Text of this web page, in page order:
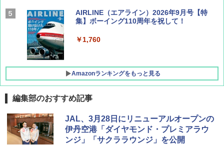
AIRLINE（エアライン）2026年9月号【特
集】ボーイング110周年を祝して！
￥1,760
Amazonランキングをもっと見る
D40 地球の歩き方 チェンマイ タイ北部の魅
力的な町 2026～2027 地球の歩き方D アジア
￥2,079
[キャンパーズコレクション 山善] ポップアッ
プテント 傘みたいに広げて畳める パッとサ
ッとサンシェード キューブ フルクローズ メ
ッシュ 簡単設置 ワンタッチテント キャンプ
DEWEL パラソル 大型 ビーチ アウトドアパ
ラソル ガーデン サイトシート付 折りたたみ
防水 UVカット 4段階高さ調整 軽量 収納袋付
き
編集部のおすすめ記事
JAL、3月28日にリニューアルオープンの
伊丹空港「ダイヤモンド・プレミアラウ
ンジ」「サクララウンジ」を公開